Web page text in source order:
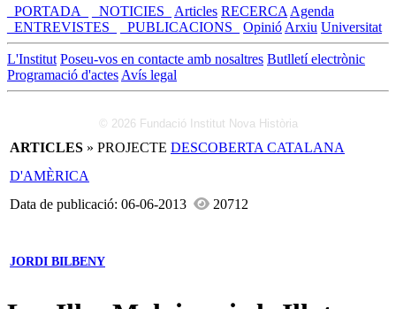
_PORTADA_ _NOTICIES_ Articles RECERCA Agenda
_ENTREVISTES_
_PUBLICACIONS_ Opinió Arxiu Universitat
L'Institut Poseu-vos en contacte amb nosaltres Butlletí electrònic
Programació d'actes Avís legal
© 2026 Fundació Institut Nova Història
ARTICLES » PROJECTE DESCOBERTA CATALANA
D'AMÈRICA
Data de publicació: 06-06-2013
20712
JORDI BILBENY